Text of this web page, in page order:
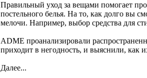
Правильный уход за вещами помогает
постельного белья. На то, как долго вы
мелочи. Например, выбор средства для
ADME проанализировали
приходит в негодность, и выяснили, как
Далее...